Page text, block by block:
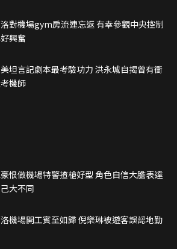
對機場gym房流連忘返 有幸參觀中央控制
興奮
坦言記劇本最考驗功力 洪永城自揭曾有衝
機師
恨做機場特警揸槍好型 角色自信大膽表達
大不同
機場開工賓至如歸 倪樂琳被遊客誤認地勤